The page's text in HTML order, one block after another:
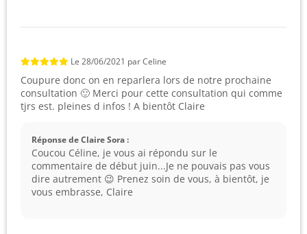
Le 28/06/2021 parCeline
Coupure donc on en reparlera lors de notre prochaine
consultation 🙂 Merci pour cette consultation qui comme
tjrs est. pleines d infos ! A bientôt Claire
Réponse de Claire Sora :
Coucou Céline, je vous ai répondu sur le
commentaire de début juin...Je ne pouvais pas vous
dire autrement 😉 Prenez soin de vous, à bientôt, je
vous embrasse, Claire